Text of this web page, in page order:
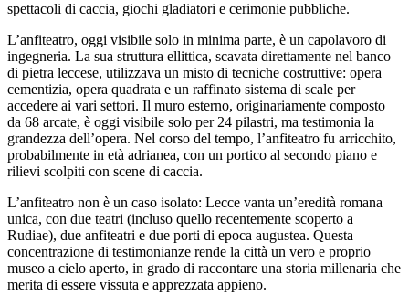
spettacoli di caccia, giochi gladiatori e cerimonie pubbliche.
L’anfiteatro, oggi visibile solo in minima parte, è un capolavoro di
ingegneria. La sua struttura ellittica, scavata direttamente nel banco
di pietra leccese, utilizzava un misto di tecniche costruttive: opera
cementizia, opera quadrata e un raffinato sistema di scale per
accedere ai vari settori. Il muro esterno, originariamente composto
da 68 arcate, è oggi visibile solo per 24 pilastri, ma testimonia la
grandezza dell’opera. Nel corso del tempo, l’anfiteatro fu arricchito,
probabilmente in età adrianea, con un portico al secondo piano e
rilievi scolpiti con scene di caccia.
L’anfiteatro non è un caso isolato: Lecce vanta un’eredità romana
unica, con due teatri (incluso quello recentemente scoperto a
Rudiae), due anfiteatri e due porti di epoca augustea. Questa
concentrazione di testimonianze rende la città un vero e proprio
museo a cielo aperto, in grado di raccontare una storia millenaria che
merita di essere vissuta e apprezzata appieno.